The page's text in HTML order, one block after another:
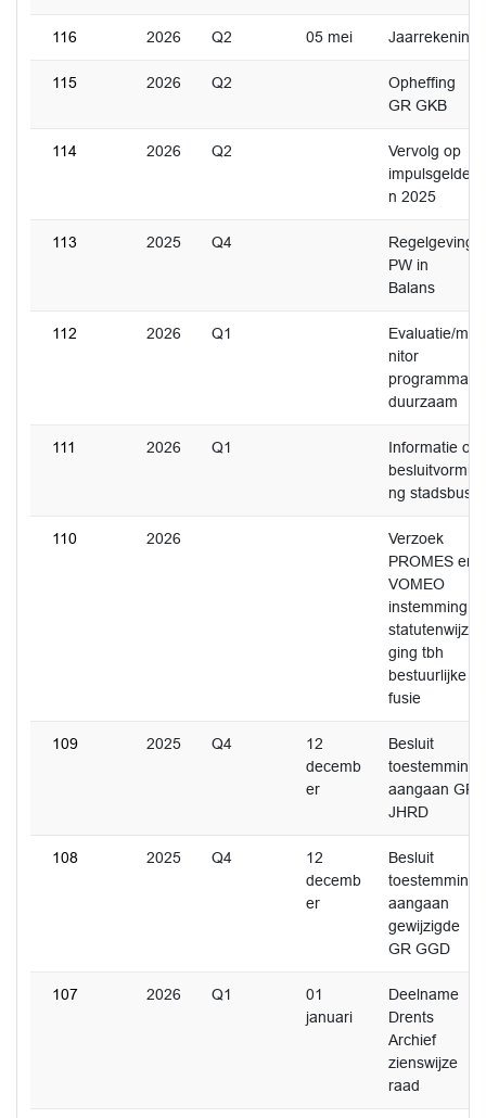
116 2026 Q2 05 mei Jaarrekening
115 2026 Q2
Opheffing
GR GKB
114 2026 Q2
Vervolg op
impulsgelde
n 2025
113 2025 Q4
Regelgeving
PW in
Balans
112 2026 Q1
Evaluatie/mo
nitor
programma
duurzaam
111 2026 Q1
Informatie of
besluitvormi
ng stadsbus
110 2026
Verzoek
PROMES en
VOMEO
instemming
statutenwijzi
ging tbh
bestuurlijke
fusie
109 2025 Q4
12
decemb
er
Besluit
toestemming
aangaan GR
JHRD
108 2025 Q4
12
decemb
er
Besluit
toestemming
aangaan
gewijzigde
GR GGD
107 2026 Q1
01
januari
Deelname
Drents
Archief
zienswijze
raad